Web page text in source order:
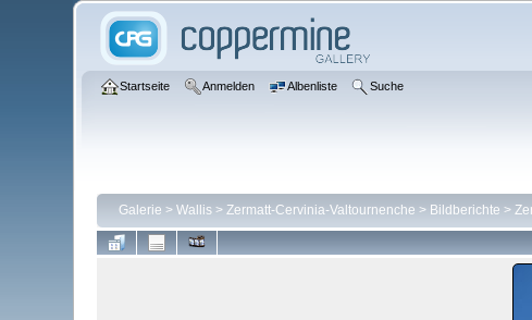
Startseite Anmelden Albenliste Suche
Galerie > Wallis> Zermatt-Cervinia-Valtournenche > Bildberichte >